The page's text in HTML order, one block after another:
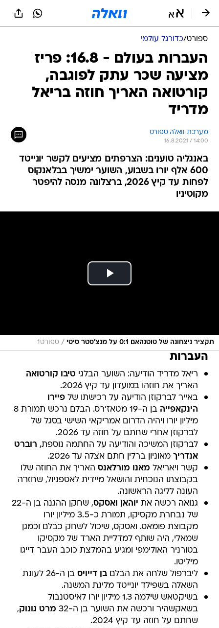
ספורט/כדורגל עולמי
העברות בעולם - 16.8: פריז
מציעה שכר עתק לפוגבה,
קורטואה האריך חוזה בריאל
מדריד
מערכת וואלה ספורט
16.8.2021 / 14:00
באנגליה טוענים: הצרפתים מציעים לקשר יונייטד
600 אלף יורו בשבוע, השוער ימשיך בבלאנקוס
לפחות עד קיץ 2026, ברצלונה מנסה להיפטר
מקוטיניו
תקציר ניצחונה של טוטנהאם 0:1 על מנצ'סטר סיטי / ספורט1
העברות
ריאל מדריד הודיעה: השוער הבלגי טיבו קורטואה
האריך את חוזהו במועדון עד קיץ 2026.
באייר לברקוזן הודיעה על רכישתו שלפיירו
הינקאפייה
בן ה-19 מטאז'רס. הבלם נרכש תמורת 8
מיליון יורו ויהיה הדרום אמריקאי השישי בסגל של
לברקוזן אחרי שחתם על חוזה עד 2026.
לברקוזן המשיכה והודיעה על החתמה נוספת, רוברט
אנדריך מאוניון ברלין חתם אצלה עד 2026.
קשר ויאריאל מאנו מורלאנס האריך את החוזה שלו
בקבוצתו הנוכחית והושאל מיידית לאספניול, שחזרה
העונה לליגה הראשונה.
גנואה רכשה את יוהאן ואסקס
, שחקן ההגנה בן ה-22
של נבחרת מקסיקו, תמורת כ-3.5 מיליון יורו
מקבוצת פומאס. ואסקס, שיכול לשחק כבלם וכמגן
שמאלי, היה שותף למדליית הארד של מקסיקו
בטורניר האולימפי ומגיע בהמלצת כוכב העבר דייגו
מיליטו.
ליברפול שלחה את הבלםבן דייויס
בן ה-26 לעונת
השאלה בשפילד יונייטד מליגת המשנה.
בשיקטאש שילמה 1.3 מיליון יורו לאיסטנבול
בשאקשהיר ורכשה את השוער בן ה-32
מרט גונוק,
שחתם על חוזה עד קיץ 2024.